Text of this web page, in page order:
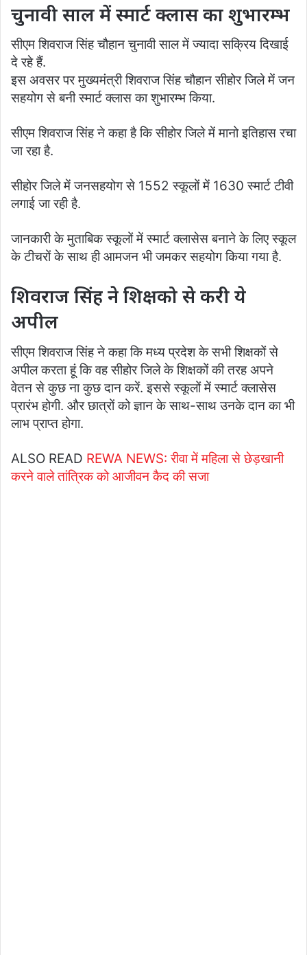
चुनावी साल में स्मार्ट क्लास का शुभारम्भ
सीएम शिवराज सिंह चौहान चुनावी साल में ज्यादा सक्रिय दिखाई
दे रहे हैं.
इस अवसर पर मुख्यमंत्री शिवराज सिंह चौहान सीहोर जिले में जन
सहयोग से बनी स्मार्ट क्लास का शुभारम्भ किया.
सीएम शिवराज सिंह ने कहा है कि सीहोर जिले में मानो इतिहास रचा
जा रहा है.
सीहोर जिले में जनसहयोग से 1552 स्कूलों में 1630 स्मार्ट टीवी
लगाई जा रही है.
जानकारी के मुताबिक स्कूलों में स्मार्ट क्लासेस बनाने के लिए स्कूल
के टीचरों के साथ ही आमजन भी जमकर सहयोग किया गया है.
शिवराज सिंह ने शिक्षको से करी ये
अपील
सीएम शिवराज सिंह ने कहा कि मध्य प्रदेश के सभी शिक्षकों से
अपील करता हूं कि वह सीहोर जिले के शिक्षकों की तरह अपने
वेतन से कुछ ना कुछ दान करें. इससे स्कूलों में स्मार्ट क्लासेस
प्रारंभ होगी. और छात्रों को ज्ञान के साथ-साथ उनके दान का भी
लाभ प्राप्त होगा.
ALSO READ REWA NEWS: रीवा में महिला से छेड़खानी
करने वाले तांत्रिक को आजीवन कैद की सजा